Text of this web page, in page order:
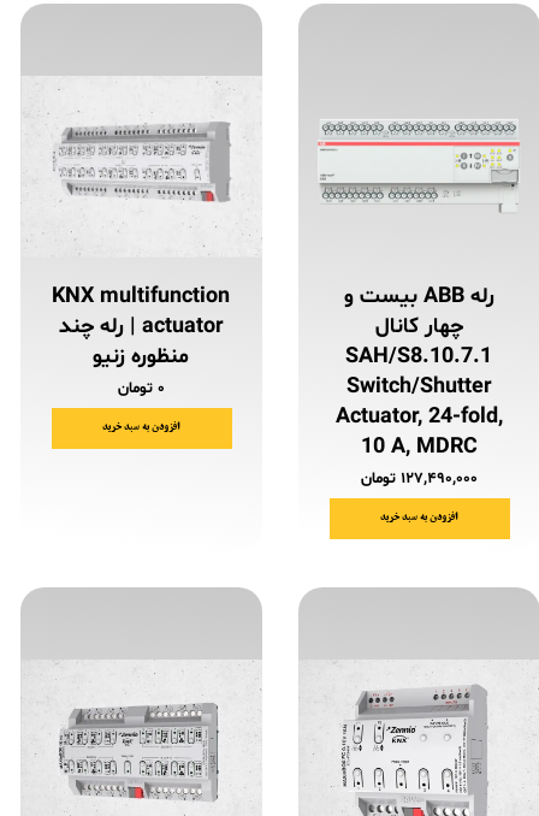
رله ABB بیست و
چهار کانال
SAH/S8.10.7.1
Switch/Shutter
Actuator, 24-fold,
10 A, MDRC
۱۲۷,۴۹۰,۰۰۰ تومان
افزودن به سبد خرید
KNX multifunction
actuator | رله چند
منظوره زنیو
۰ تومان
افزودن به سبد خرید